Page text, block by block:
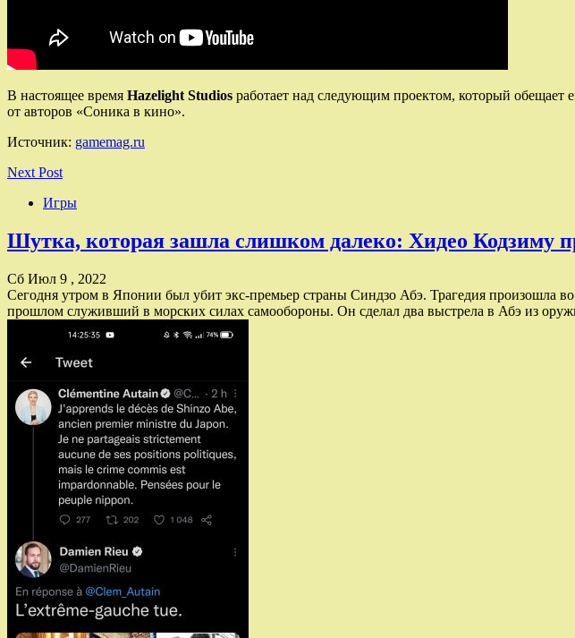
В настоящее время Hazelight Studios работает над следующим проектом, который обещает
от авторов «Соника в кино».
Источник: gamemag.ru
Next Post
Игры
Шутка, которая зашла слишком далеко: Хидео Кодзиму
Сб Июл 9 , 2022
Сегодня утром в Японии был убит экс-премьер страны Синдзо Абэ. Трагедия произошла
прошлом служивший в морских силах самообороны. Он сделал два выстрела в Абэ из